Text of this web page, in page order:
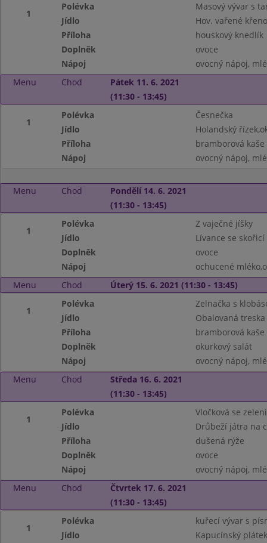
1
Polévka
Masový vývar s
Jídlo
Hov. vařené
Příloha
houskový knedlík
Doplněk
ovoce
Nápoj
ovocný nápoj,
Menu
Chod
Pátek 11. 6. 2021
(11:30 - 13:45)
1
Polévka
Česnečka
Jídlo
Holandský
Příloha
bramborová kaše
Nápoj
ovocný nápoj,
Menu Chod
Pondělí 14. 6. 2021
(11:30 - 13:45)
1
Polévka
Z vaječné jíšky
Jídlo
Lívance se skořicí
Doplněk
ovoce
Nápoj
ochucené
Menu
Chod Úterý 15. 6. 2021 (11:30 - 13:45)
1
Polévka
Zelnačka s
Jídlo
Obalovaná
Příloha
bramborová kaše
Doplněk
okurkový salát
Nápoj
ovocný nápoj,
Menu
Chod
Středa 16. 6. 2021
(11:30 - 13:45)
1
Polévka
Vločková se
Jídlo
Drůbeží játra na
Příloha
dušená rýže
Doplněk
ovoce
Nápoj
ovocný nápoj,
Menu
Chod
Čtvrtek 17. 6. 2021
(11:30 - 13:45)
1
Polévka
kuřecí vývar s
Jídlo
Kapucínský plátek